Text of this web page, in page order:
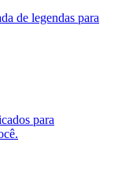
de legendas para
para